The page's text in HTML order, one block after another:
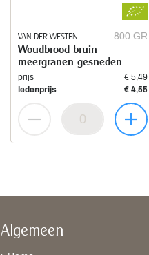
VAN DER WESTEN 800 GR
Woudbrood bruin
meergranen gesneden
prijs
€ 5,49
ledenprijs
€ 4,55
Algemeen